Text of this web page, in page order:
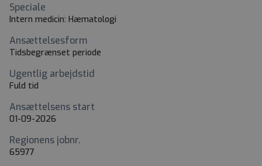
Speciale
Intern medicin: Hæmatologi
Ansættelsesform
Tidsbegrænset periode
Ugentlig arbejdstid
Fuld tid
Ansættelsens start
01-09-2026
Regionens jobnr.
65977